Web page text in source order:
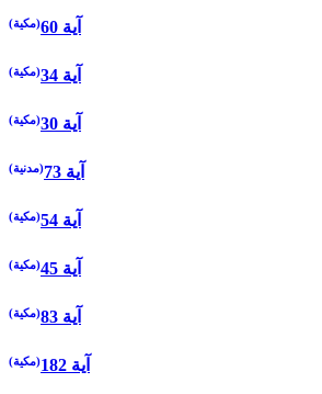
(مكية) 60 آية
(مكية) 34 آية
(مكية) 30 آية
(مدنية) 73 آية
(مكية) 54 آية
(مكية) 45 آية
(مكية) 83 آية
(مكية) 182 آية